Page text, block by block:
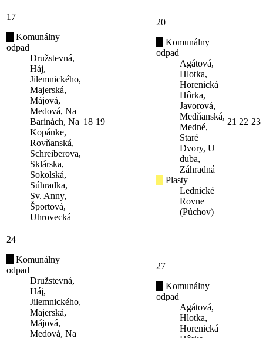
17
Komunálny
odpad
Družstevná,
Háj,
Jilemnického,
Majerská,
Májová,
Medová, Na
Barinách, Na
Kopánke,
Rovňanská,
Schreiberova,
Sklárska,
Sokolská,
Súhradka,
Sv. Anny,
Športová,
Uhrovecká
18 19
20
Komunálny
odpad
Agátová,
Hlotka,
Horenická
Hôrka,
Javorová,
Medňanská,
Medné,
Staré
Dvory, U
duba,
Záhradná
Plasty
Lednické
Rovne
(Púchov)
21 22 23
24
Komunálny
odpad
Družstevná,
Háj,
Jilemnického,
Majerská,
Májová,
Medová, Na
27
Komunálny
odpad
Agátová,
Hlotka,
Horenická